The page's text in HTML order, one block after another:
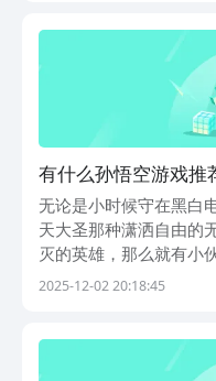
有什么孙悟空游戏推
辑
无论是小时候守在黑白
天大圣那种潇洒自由的
灭的英雄，那么就有小
享呢？本期小编就整理
空...
2025-12-02 20:18:45